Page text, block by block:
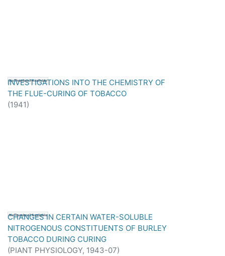
No Thumbnail Available
INVESTIGATIONS INTO THE CHEMISTRY OF
THE FLUE-CURING OF TOBACCO
(1941)
No Thumbnail Available
CHANGES IN CERTAIN WATER-SOLUBLE
NITROGENOUS CONSTITUENTS OF BURLEY
TOBACCO DURING CURING
(PIANT PHYSIOLOGY, 1943-07)